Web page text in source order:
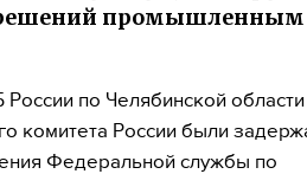
промышленным
по Челябинской области
комитета России были
Федеральной службы по